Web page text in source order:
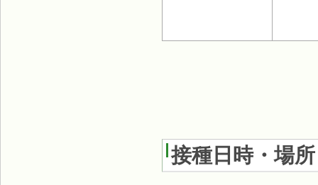
接種日時・場所